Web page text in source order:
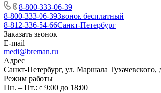
8-800-333-06-39
8-800-333-06-39Звонок бесплатный
8-812-336-54-66Санкт-Петербург
Заказать звонок
E-mail
medi@breman.ru
Адрес
Санкт-Петербург, ул. Маршала
Режим работы
Пн. – Пт.: с 9:00 до 18:00